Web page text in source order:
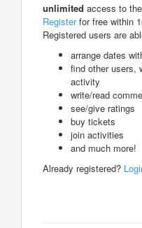
unlimited access to
Registerfor free within
Registered users are
arrange dates
find other users,
activity
write/read
see/give ratings
buy tickets
join activities
and much more!
Already registered?